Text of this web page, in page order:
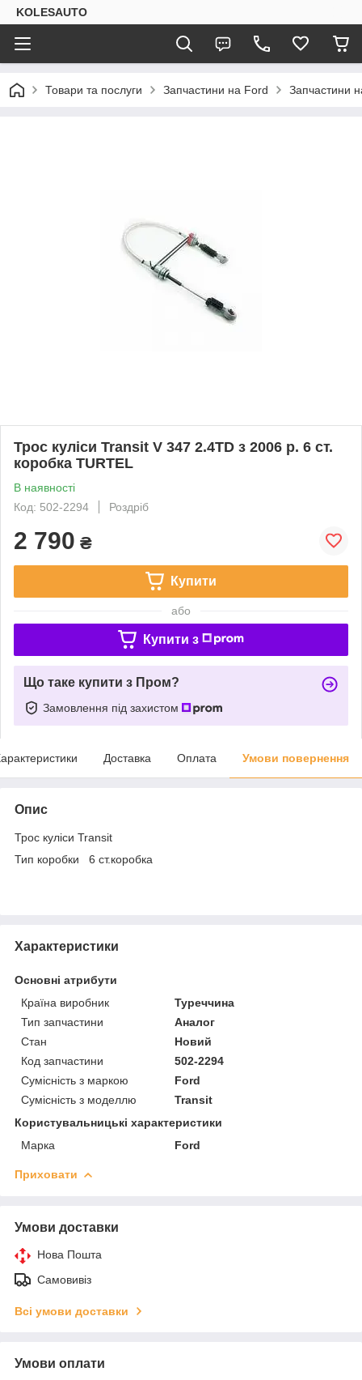
KOLESAUTO
Товари та послуги Запчастини на Ford Запчастини
Трос куліси Transit V 347 2.4TD з 2006 р. 6 ст.
коробка TURTEL
В наявності
Код: 502-2294
Роздріб
2 790 ₴
Купити
або
Купити з
Що таке купити з Пром?
Замовлення під захистом
Доставка Оплата Умови повернення
Опис
Трос куліси Transit
Тип коробки 6 ст.коробка
Характеристики
Основні атрибути
Країна виробник
Туреччина
Тип запчастини
Аналог
Стан
Новий
Код запчастини
502-2294
Сумісність з маркою
Ford
Сумісність з моделлю
Transit
Користувальницькі характеристики
Марка
Ford
Приховати
Умови доставки
Нова Пошта
Самовивіз
Всі умови доставки
Умови оплати